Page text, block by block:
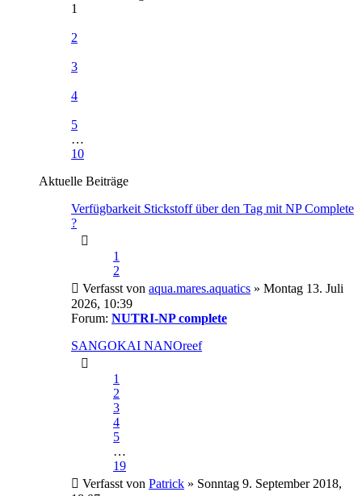
1
2
3
4
5
…
10
Aktuelle Beiträge
Verfügbarkeit Stickstoff über den Tag mit NP Complete
?
1
2
Verfasst von aqua.mares.aquatics » Montag 13. Juli
2026, 10:39
Forum: NUTRI-NP complete
SANGOKAI NANOreef
1
2
3
4
5
…
19
Verfasst von Patrick » Sonntag 9. September 2018,